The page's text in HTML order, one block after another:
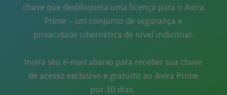
chave que desbloqueia uma licença para o Avira
Prime – um conjunto de segurança e
privacidade cibernética de nível industrial.
Insira seu e-mail abaixo para receber sua chave
de acesso exclusivo e gratuito ao Avira Prime
por 30 dias.